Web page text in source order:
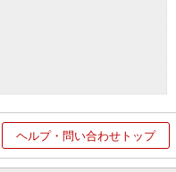
ヘルプ・問い合わせトップ